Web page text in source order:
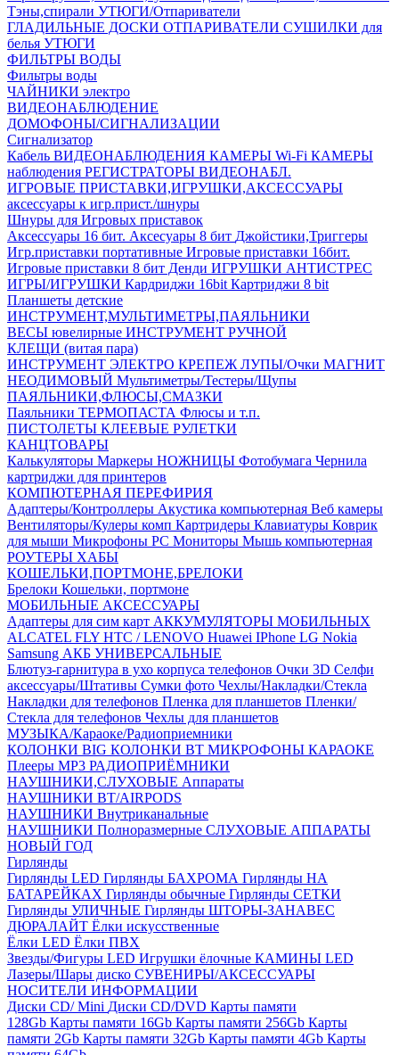
Тэны,спирали УТЮГИ/Отпариватели
ГЛАДИЛЬНЫЕ ДОСКИ ОТПАРИВАТЕЛИ СУШИЛКИ для
белья УТЮГИ
ФИЛЬТРЫ ВОДЫ
Фильтры воды
ЧАЙНИКИ электро
ВИДЕОНАБЛЮДЕНИЕ
ДОМОФОНЫ/СИГНАЛИЗАЦИИ
Сигнализатор
Кабель ВИДЕОНАБЛЮДЕНИЯ КАМЕРЫ Wi-Fi КАМЕРЫ
наблюдения РЕГИСТРАТОРЫ ВИДЕОНАБЛ.
ИГРОВЫЕ ПРИСТАВКИ,ИГРУШКИ,АКСЕССУАРЫ
аксесcуары к игр.прист./шнуры
Шнуры для Игровых приставок
Аксессуары 16 бит. Аксесуары 8 бит Джойстики,Триггеры
Игр.приставки портативные Игровые приставки 16бит.
Игровые приставки 8 бит Денди ИГРУШКИ АНТИСТРЕС
ИГРЫ/ИГРУШКИ Кардриджи 16bit Картриджи 8 bit
Планшеты детские
ИНСТРУМЕНТ,МУЛЬТИМЕТРЫ,ПАЯЛЬНИКИ
ВЕСЫ ювелирные ИНСТРУМЕНТ РУЧНОЙ
КЛЕЩИ (витая пара)
ИНСТРУМЕНТ ЭЛЕКТРО КРЕПЕЖ ЛУПЫ/Очки МАГНИТ
НЕОДИМОВЫЙ Мультиметры/Тестеры/Щупы
ПАЯЛЬНИКИ,ФЛЮСЫ,СМАЗКИ
Паяльники ТЕРМОПАСТА Флюсы и т.п.
ПИСТОЛЕТЫ КЛЕЕВЫЕ РУЛЕТКИ
КАНЦТОВАРЫ
Калькуляторы Маркеры НОЖНИЦЫ Фотобумага Чернила
картриджи для принтеров
КОМПЮТЕРНАЯ ПЕРЕФИРИЯ
Адаптеры/Контроллеры Акустика компьютерная Веб камеры
Вентиляторы/Кулеры комп Картридеры Клавиатуры Коврик
для мыши Микрофоны PC Мониторы Мышь компьютерная
РОУТЕРЫ ХАБЫ
КОШЕЛЬКИ,ПОРТМОНЕ,БРЕЛОКИ
Брелоки Кошельки, портмоне
МОБИЛЬНЫЕ АКСЕССУАРЫ
Адаптеры для сим карт АККУМУЛЯТОРЫ МОБИЛЬНЫХ
ALCATEL FLY HTC / LENOVO Huawei IPhone LG Nokia
Samsung АКБ УНИВЕРСАЛЬНЫЕ
Блютуз-гарнитура в ухо корпуса телефонов Очки 3D Селфи
аксессуары/Штативы Сумки фото Чехлы/Накладки/Стекла
Накладки для телефонов Пленка для планшетов Пленки/
Стекла для телефонов Чехлы для планшетов
МУЗЫКА/Караоке/Радиоприемники
КОЛОНКИ BIG КОЛОНКИ BT МИКРОФОНЫ КАРАОКЕ
Плееры MP3 РАДИОПРИЁМНИКИ
НАУШНИКИ,СЛУХОВЫЕ Аппараты
НАУШНИКИ BT/AIRPODS
НАУШНИКИ Внутриканальные
НАУШНИКИ Полноразмерные СЛУХОВЫЕ АППАРАТЫ
НОВЫЙ ГОД
Гирлянды
Гирлянды LED Гирлянды БАХРОМА Гирлянды НА
БАТАРЕЙКАХ Гирлянды обычные Гирлянды СЕТКИ
Гирлянды УЛИЧНЫЕ Гирлянды ШТОРЫ-ЗАНАВЕС
ДЮРАЛАЙТ Ёлки искусственные
Ёлки LED Ёлки ПВХ
Звезды/Фигуры LED Игрушки ёлочные КАМИНЫ LED
Лазеры/Шары диско СУВЕНИРЫ/АКСЕССУАРЫ
НОСИТЕЛИ ИНФОРМАЦИИ
Диски CD/ Mini Диски CD/DVD Карты памяти
128Gb Карты памяти 16Gb Карты памяти 256Gb Карты
памяти 2Gb Карты памяти 32Gb Карты памяти 4Gb Карты